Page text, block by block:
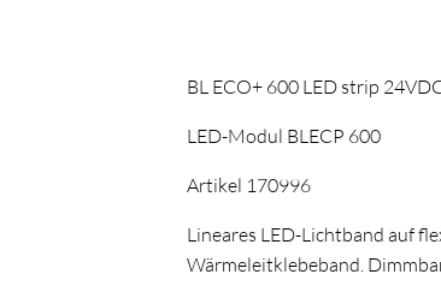
BL ECO+ 600 LED strip
LED-Modul BLECP 600
Artikel 170996
Lineares LED-Lichtband auf
Wärmeleitklebeband.